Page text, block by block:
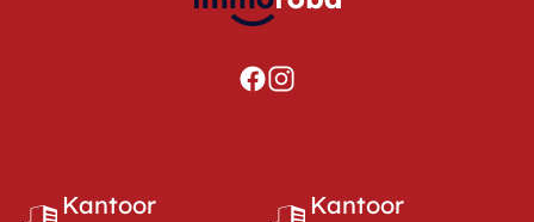
Kantoor
Kantoor